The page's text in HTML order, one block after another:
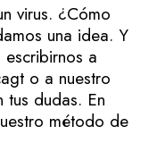
virus. ¿Cómo
una idea. Y
a
o a nuestro
dudas. En
método de